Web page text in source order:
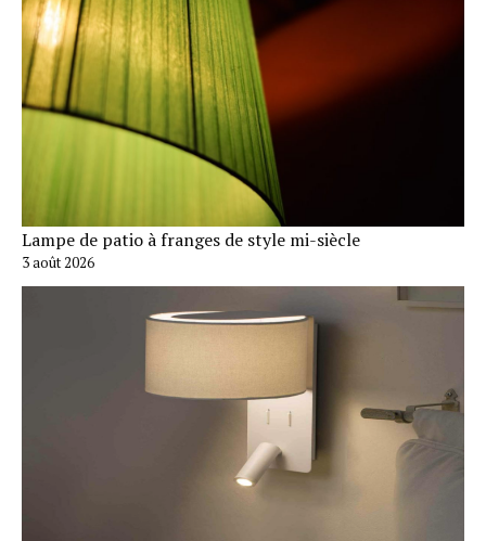
Lampe de patio à franges de style mi-siècle
3 août 2026